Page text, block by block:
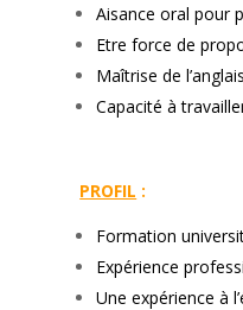
Aisance oral pour
Etre force de
Maîtrise de
Capacité à
PROFIL :
Formation
Expérience
Une expérience à